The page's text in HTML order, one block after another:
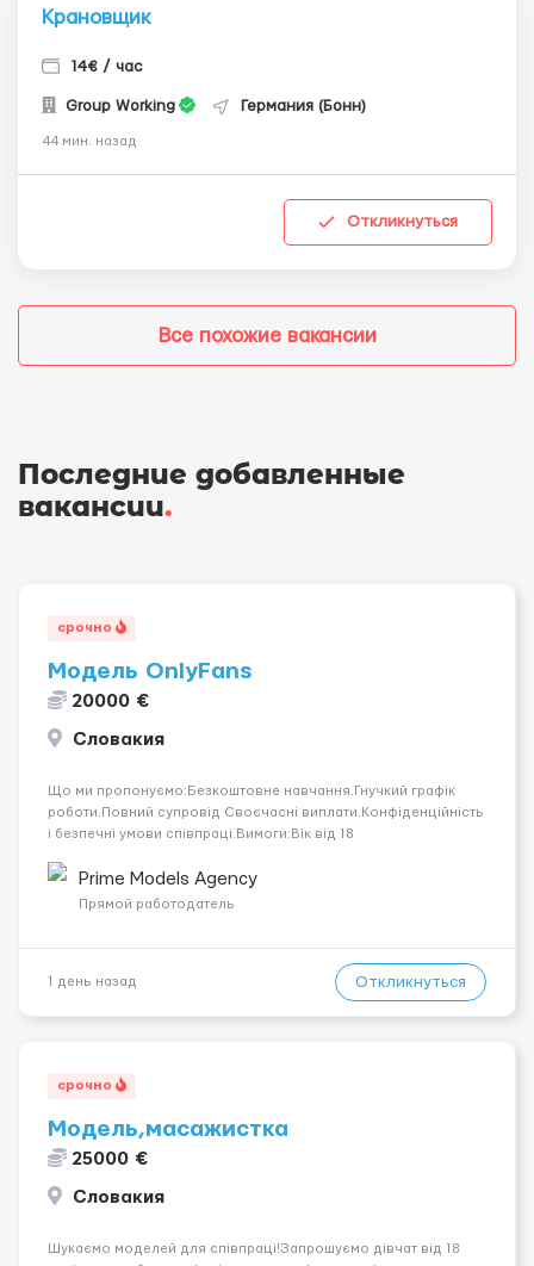
Крановщик
14€ / час
Group Working Германия (Бонн)
44 мин. назад
Откликнуться
Все похожие вакансии
Последние добавленные
вакансии.
срочно
Модель OnlyFans
20000 €
Словакия
Що ми пропонуємо:Безкоштовне навчання.Гнучкий графік
роботи.Повний супровід Своєчасні виплати.Конфіденційність
і безпечні умови співпраці.Вимоги:Вік від 18
розвиватися.Досвід не обов’язковий.Якщо вас зацікавила
вакансія — залишайте відгук, і ми зв’яжемося ...
Prime Models Agency
Прямой работодатель
1 день назад Откликнуться
срочно
Модель,масажистка
25000 €
Словакия
Шукаємо моделей для співпраці!Запрошуємо дівчат від 18